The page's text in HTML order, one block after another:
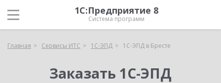
1С:Предприятие 8
Система программ
Главная Сервисы ИТС 1С-ЭПД 1С-ЭПД в Бресте
Заказать 1С-ЭПД